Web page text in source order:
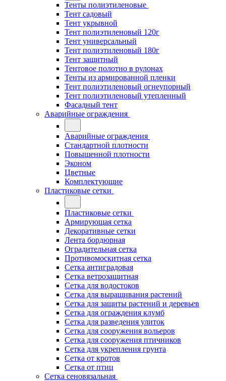
Тенты полиэтиленовые
Тент садовый
Тент укрывной
Тент полиэтиленовый 120г
Тент универсальный
Тент полиэтиленовый 180г
Тент защитный
Тентовое полотно в рулонах
Тенты из армированной пленки
Тент полиэтиленовый огнеупорный
Тент полиэтиленовый утепленный
Фасадный тент
Аварийные ограждения
Аварийные ограждения
Стандартной плотности
Повышенной плотности
Эконом
Цветные
Комплектующие
Пластиковые сетки
Пластиковые сетки
Армирующая сетка
Декоративные сетки
Лента бордюрная
Оградительная сетка
Противомоскитная сетка
Сетка антиградовая
Сетка ветрозащитная
Сетка для водостоков
Сетка для выращивания растений
Сетка для защиты растений и деревьев
Сетка для ограждения клумб
Сетка для разведения улиток
Сетка для сооружения вольеров
Сетка для сооружения птичников
Сетка для укрепления грунта
Сетка от кротов
Сетка от птиц
Сетка сеновязальная